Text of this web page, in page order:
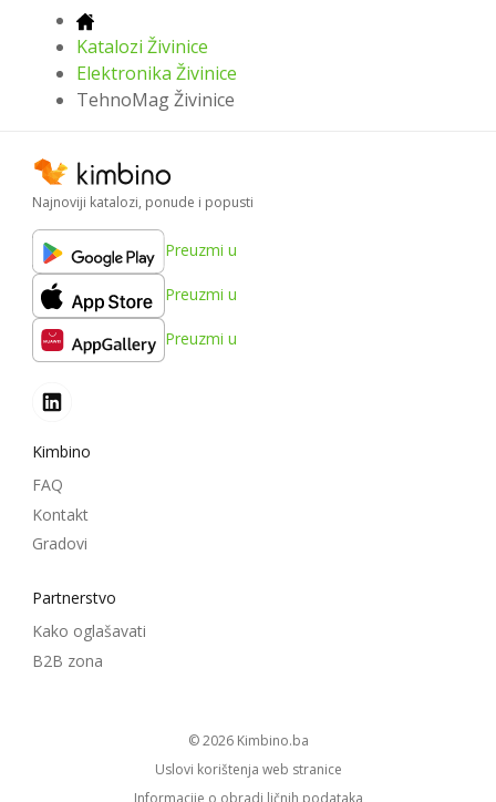
Katalozi Živinice
Elektronika Živinice
TehnoMag Živinice
Najnoviji katalozi, ponude i popusti
Preuzmi u
Preuzmi u
Preuzmi u
Kimbino
FAQ
Kontakt
Gradovi
Partnerstvo
Kako oglašavati
B2B zona
© 2026 kimbino.ba
Uslovi korištenja web stranice